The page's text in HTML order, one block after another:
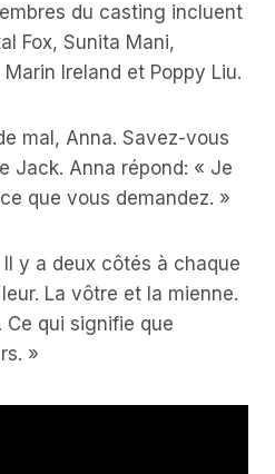
du casting incluent
Fox, Sunita Mani,
Ireland et Poppy Liu.
mal, Anna. Savez-vous
Jack. Anna répond: « Je
que vous demandez. »
y a deux côtés à chaque
La vôtre et la mienne.
Ce qui signifie que
»